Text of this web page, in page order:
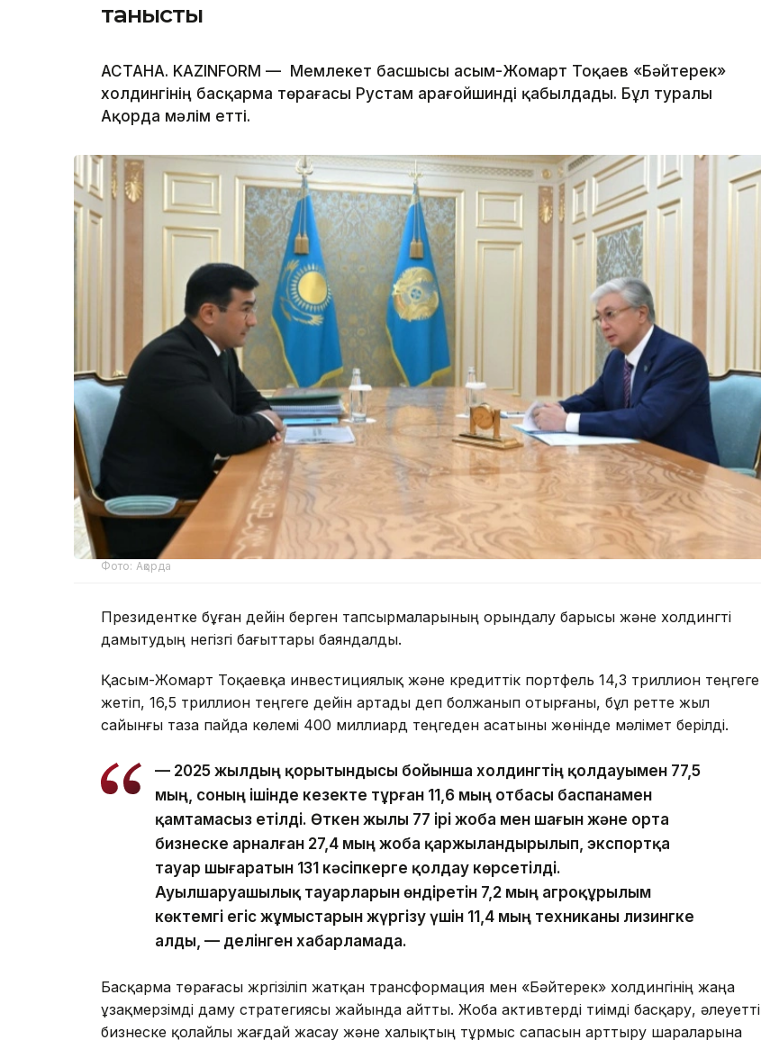
танысты
АСТАНА. KAZINFORM — Мемлекет басшысы Қасым-Жомарт Тоқаев «Бәйтерек»
холдингінің басқарма төрағасы Рустам Қарағойшинді қабылдады. Бұл туралы
Ақорда мәлім етті.
Фото: Ақорда
Президентке бұған дейін берген тапсырмаларының орындалу барысы және холдингті
дамытудың негізгі бағыттары баяндалды.
Қасым-Жомарт Тоқаевқа инвестициялық және кредиттік портфель 14,3 триллион теңгеге
жетіп, 16,5 триллион теңгеге дейін артады деп болжанып отырғаны, бұл ретте жыл
сайынғы таза пайда көлемі 400 миллиард теңгеден асатыны жөнінде мәлімет берілді.
— 2025 жылдың қорытындысы бойынша холдингтің қолдауымен 77,5
мың, соның ішінде кезекте тұрған 11,6 мың отбасы баспанамен
қамтамасыз етілді. Өткен жылы 77 ірі жоба мен шағын және орта
бизнеске арналған 27,4 мың жоба қаржыландырылып, экспортқа
тауар шығаратын 131 кәсіпкерге қолдау көрсетілді.
Ауылшаруашылық тауарларын өндіретін 7,2 мың агроқұрылым
көктемгі егіс жұмыстарын жүргізу үшін 11,4 мың техниканы лизингке
алды, — делінген хабарламада.
Басқарма төрағасы жүргізіліп жатқан трансформация мен «Бәйтерек» холдингінің жаңа
ұзақмерзімді даму стратегиясы жайында айтты. Жоба активтерді тиімді басқару, әлеуетті
бизнеске қолайлы жағдай жасау және халықтың тұрмыс сапасын арттыру шараларына